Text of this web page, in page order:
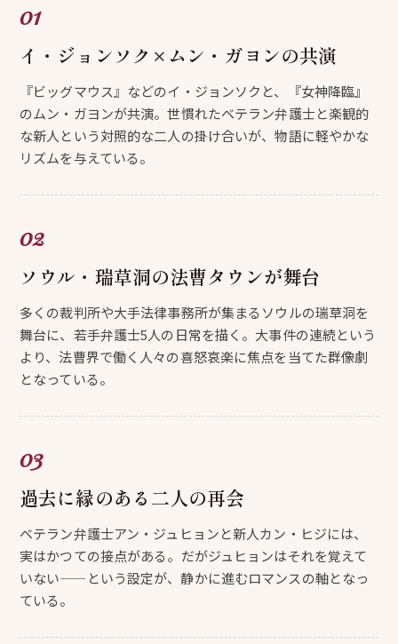
イ・ジョンソク×ムン・ガヨンの共演
『ビッグマウス』などのイ・ジョンソクと、『女神降臨』
のムン・ガヨンが共演。世慣れたベテラン弁護士と楽観的
な新人という対照的な二人の掛け合いが、物語に軽やかな
リズムを与えている。
ソウル・瑞草洞の法曹タウンが舞台
多くの裁判所や大手法律事務所が集まるソウルの瑞草洞を
舞台に、若手弁護士5人の日常を描く。大事件の連続という
より、法曹界で働く人々の喜怒哀楽に焦点を当てた群像劇
となっている。
過去に縁のある二人の再会
ベテラン弁護士アン・ジュヒョンと新人カン・ヒジには、
実はかつての接点がある。だがジュヒョンはそれを覚えて
いない——という設定が、静かに進むロマンスの軸となっ
ている。